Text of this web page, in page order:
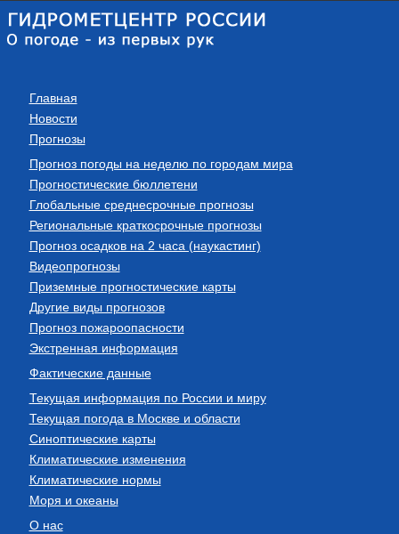
Главная
Новости
Прогнозы
Прогноз погоды на неделю по городам мира
Прогностические бюллетени
Глобальные среднесрочные прогнозы
Региональные краткосрочные прогнозы
Прогноз осадков на 2 часа (наукастинг)
Видеопрогнозы
Приземные прогностические карты
Другие виды прогнозов
Прогноз пожароопасности
Экстренная информация
Фактические данные
Текущая информация по России и миру
Текущая погода в Москве и области
Синоптические карты
Климатические изменения
Климатические нормы
Моря и океаны
О нас